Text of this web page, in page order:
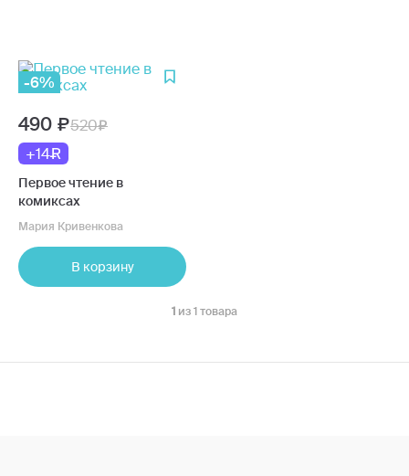
-6%
490
520
+14
Первое чтение в
комиксах
Мария Кривенкова
В корзину
1 из 1 товара